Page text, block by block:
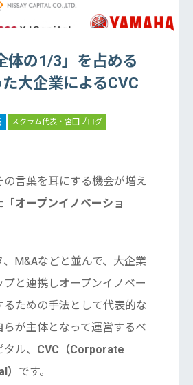
体の1/3」を占める
大企業によるCVC
スクラム代表・宮田ブログ
の言葉を耳にする機会が増え
「オープンイノベーショ
、M&Aなどと並んで、大企業
と連携しオープンイノベー
るための手法として代表的な
らが主体となって運営するベ
ル、 CVC（Corporate
です。